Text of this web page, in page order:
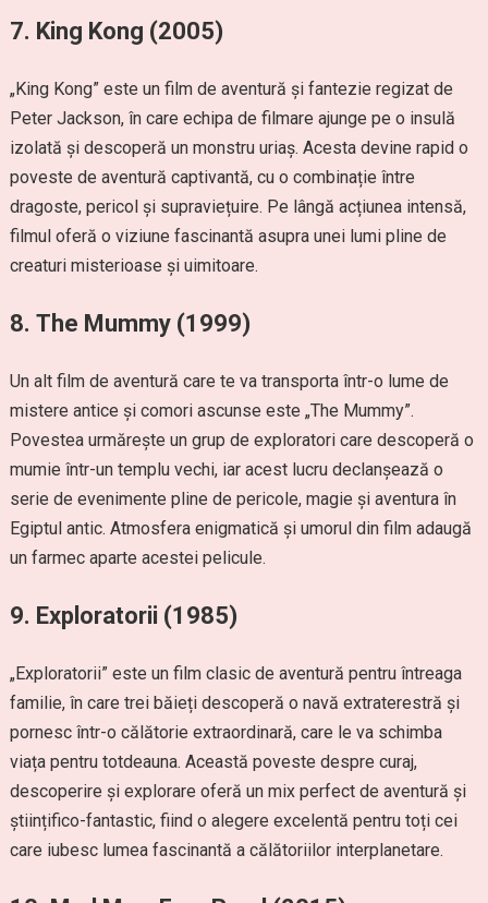
7. King Kong (2005)
„King Kong” este un film de aventură și fantezie regizat de
Peter Jackson, în care echipa de filmare ajunge pe o insulă
izolată și descoperă un monstru uriaș. Acesta devine rapid o
poveste de aventură captivantă, cu o combinație între
dragoste, pericol și supraviețuire. Pe lângă acțiunea intensă,
filmul oferă o viziune fascinantă asupra unei lumi pline de
creaturi misterioase și uimitoare.
8. The Mummy (1999)
Un alt film de aventură care te va transporta într-o lume de
mistere antice și comori ascunse este „The Mummy”.
Povestea urmărește un grup de exploratori care descoperă o
mumie într-un templu vechi, iar acest lucru declanșează o
serie de evenimente pline de pericole, magie și aventura în
Egiptul antic. Atmosfera enigmatică și umorul din film adaugă
un farmec aparte acestei pelicule.
9. Exploratorii (1985)
„Exploratorii” este un film clasic de aventură pentru întreaga
familie, în care trei băieți descoperă o navă extraterestră și
pornesc într-o călătorie extraordinară, care le va schimba
viața pentru totdeauna. Această poveste despre curaj,
descoperire și explorare oferă un mix perfect de aventură și
științifico-fantastic, fiind o alegere excelentă pentru toți cei
care iubesc lumea fascinantă a călătoriilor interplanetare.